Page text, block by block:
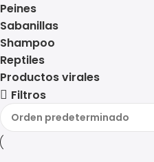
Peines
Sabanillas
Shampoo
Reptiles
Productos virales
Filtros